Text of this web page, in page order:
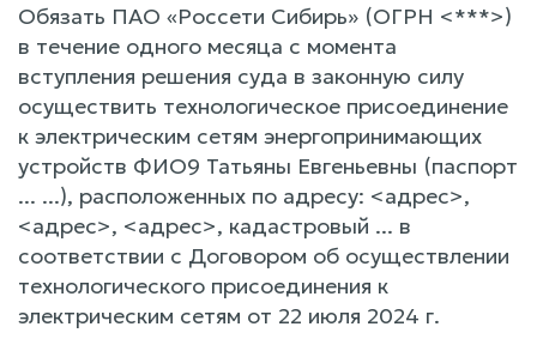
Обязать ПАО «Россети Сибирь» (ОГРН <***>)
в течение одного месяца с момента
вступления решения суда в законную силу
осуществить технологическое присоединение
к электрическим сетям энергопринимающих
устройств ФИО9 Татьяны Евгеньевны (паспорт
... ...), расположенных по адресу: <адрес>,
<адрес>, <адрес>, кадастровый ... в
соответствии с Договором об осуществлении
технологического присоединения к
электрическим сетям от 22 июля 2024 г.